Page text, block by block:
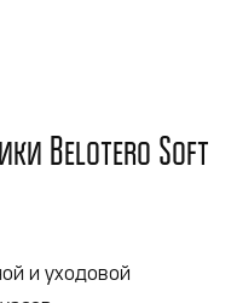
Belotero Soft
и уходовой